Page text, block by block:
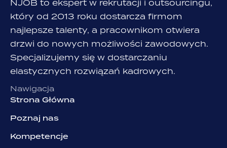
NJOB to ekspert w rekrutacji i outsourcingu,
który od 2013 roku dostarcza firmom
najlepsze talenty, a pracownikom otwiera
drzwi do nowych możliwości zawodowych.
Specjalizujemy się w dostarczaniu
elastycznych rozwiązań kadrowych.
Nawigacja
Strona Główna
Poznaj nas
Kompetencje